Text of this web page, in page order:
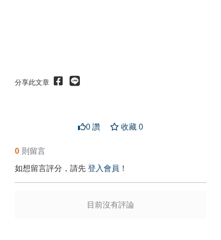
分享此文章
0 讚 收藏 0
0 則留言
如想留言評分，請先登入會員 ！
目前沒有評論